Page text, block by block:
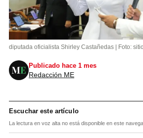
diputada oficialista Shirley Castañedas | Foto:
Publicado hace 1 mes
Redacción ME
Escuchar este artículo
La lectura en voz alta no está disponible en este